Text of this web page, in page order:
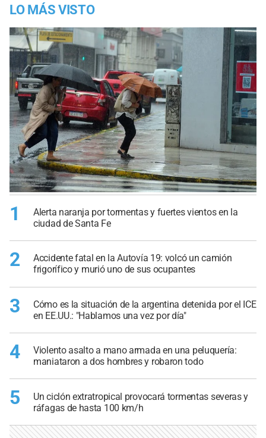
LO MÁS VISTO
1
Alerta naranja por tormentas y fuertes vientos en la
ciudad de Santa Fe
2
Accidente fatal en la Autovía 19: volcó un camión
frigorífico y murió uno de sus ocupantes
3
Cómo es la situación de la argentina detenida por el ICE
en EE.UU.: "Hablamos una vez por día"
4
Violento asalto a mano armada en una peluquería:
maniataron a dos hombres y robaron todo
5
Un ciclón extratropical provocará tormentas severas y
ráfagas de hasta 100 km/h